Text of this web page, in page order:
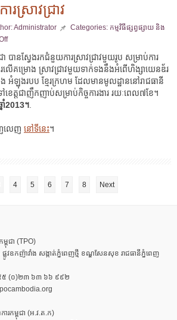
ស្រាវជ្រាវ
Administrator Categories: កម្មវិធីផ្សព្វផ្សាយ និង
ា បានស្វែងរកជំនួយការស្រាវជ្រាវមួយរូប សម្រាប់ការ
ារលើគម្រោង ស្រាវជ្រាវមួយទាក់ទងនឹងអំពើហិង្សាយេនឌ័រ
អំឡុងរបប ខ្មែរក្រហម ដែលមានមូលដ្ឋាននៅរាជធានី
ខេត្តជាញឹកញាប់សម្រាប់កិច្ចការងារ រយៈពេល៧ខែ។
ាំ2013។
ញលេញ នៅទីនេះ។
4 5 6 7 8 Next
ម្ពុជា (TPO)
លូវឧកញ៉ាវាំង សង្កាត់ភ្នំពេញថ្មី ខណ្ឌសែនសុខ រាជធានីភ្នំពេញ
៥៥ (០)២៣ ៦៣ ៦៦ ៩៩២
រកម្ពុជា (អ.វ.ត.ក)